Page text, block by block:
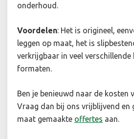
onderhoud.
Voordelen: Het is origineel,
leggen op maat, het is
verkrijgbaar in veel verschillende
formaten.
Ben je benieuwd naar de kosten
Vraag dan bij ons vrijblijvend en
maat gemaakte offertes aan.